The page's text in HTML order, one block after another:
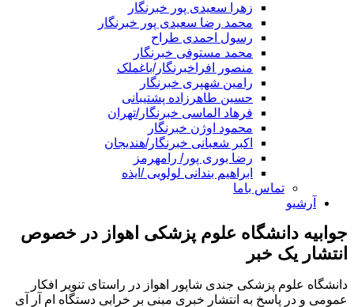
زهرا سعیدی پور خبرنگار
محمد رضا سعیدی پور خبرنگار
رسول احمدی طراح
محمد مستوفی خبرنگار
منصور افراخبرنگار/باغملک
رامین شهپری خبرنگار
حسین طاهرزاده پشتیبانی
فرهاد الماسی خبرنگار/تهران
محمود اوژن خبرنگار
اکبر شعبانی خبرنگار/هندیجان
رضا بوری پور/ رامهرمز
ابراهیم بندانی لولویی /ایذه
تماس باما
آرشیو
جوابیه دانشگاه علوم پزشکی اهواز در خصوص
انتشار یک خبر
دانشگاه علوم پزشکی جندی شاپور اهواز در راستای تنویر افکار
عمومی و در پاسخ به انتشار خبری مبنی بر خرابی دستگاه ام آر آی